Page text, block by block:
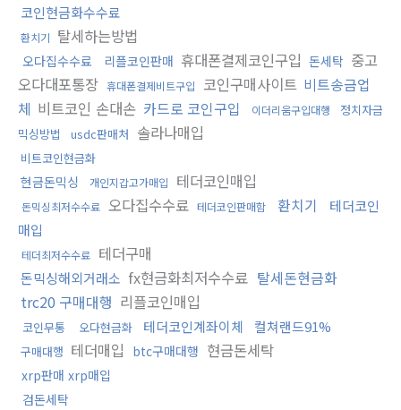
코인현금화수수료
환치기 탈세하는방법
오다집수수료 리플코인판매 휴대폰결제코인구입 돈세탁 중고
오다대포통장 휴대폰결제비트구입 코인구매사이트 비트송금업
체 비트코인 손대손 카드로 코인구입 이더리움구입대행
정치자금
믹싱방법
usdc판매처 솔라나매입
비트코인현금화
현금돈믹싱 개인지갑고가매입 테더코인매입
돈믹싱최저수수료 오다집수수료 테더코인판매함 환치기
테더코인
매입
테더최저수수료 테더구매
돈믹싱해외거래소 fx현금화최저수수료 탈세돈현금화
trc20 구매대행 리플코인매입
코인무통 오다현금화 테더코인계좌이체 컬쳐랜드91%
구매대행 테더매입 btc구매대행 현금돈세탁
xrp판매 xrp매입
검돈세탁